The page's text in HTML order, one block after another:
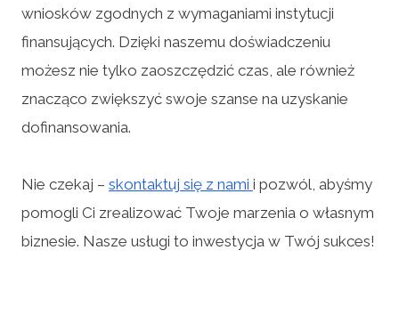
wniosków zgodnych z wymaganiami instytucji
finansujących. Dzięki naszemu doświadczeniu
możesz nie tylko zaoszczędzić czas, ale również
znacząco zwiększyć swoje szanse na uzyskanie
dofinansowania.
Nie czekaj – skontaktuj się z nami i pozwól, abyśmy
pomogli Ci zrealizować Twoje marzenia o własnym
biznesie. Nasze usługi to inwestycja w Twój sukces!